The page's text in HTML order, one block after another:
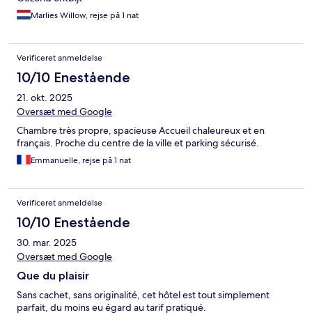
Marlies Willow, rejse på 1 nat
Verificeret anmeldelse
10/10 Enestående
21. okt. 2025
Oversæt med Google
Chambre très propre, spacieuse Accueil chaleureux et en
français. Proche du centre de la ville et parking sécurisé.
Emmanuelle, rejse på 1 nat
Verificeret anmeldelse
10/10 Enestående
30. mar. 2025
Oversæt med Google
Que du plaisir
Sans cachet, sans originalité, cet hôtel est tout simplement
parfait, du moins eu égard au tarif pratiqué.